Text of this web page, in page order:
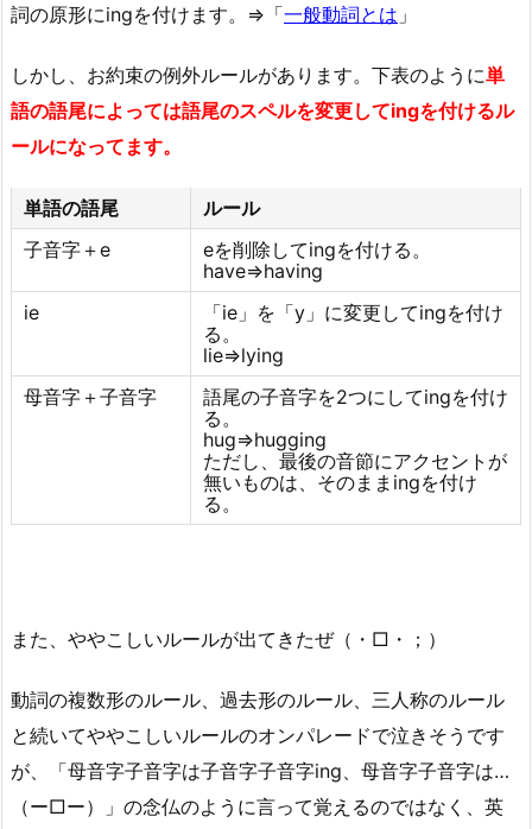
詞の原形にingを付けます。⇒「一般動詞とは 」
しかし、お約束の例外ルールがあります。下表のように単
語の語尾によっては語尾のスペルを変更してingを付けるル
ールになってます。
単語の語尾
ルール
子音字＋e
eを削除してingを付ける。
have⇒having
ie
「ie」を「y」に変更してingを付け
る。
lie⇒lying
母音字＋子音字
語尾の子音字を2つにしてingを付け
る。
hug⇒hugging
ただし、最後の音節にアクセントが
無いものは、そのままingを付け
る。
また、ややこしいルールが出てきたぜ（・□・；）
動詞の複数形のルール、過去形のルール、三人称のルール
と続いてややこしいルールのオンパレードで泣きそうです
が、「母音字子音字は子音字子音字ing、母音字子音字は…
（ー□ー）」の念仏のように言って覚えるのではなく、英